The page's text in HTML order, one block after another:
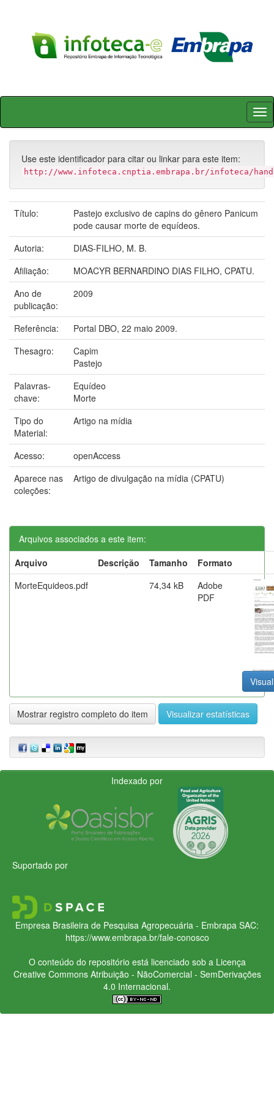
Skip
Use este identificador para citar ou linkar para este item:
http://www.infoteca.cnptia.embrapa.br/infoteca/
Título:
Pastejo exclusivo de capins do gênero Panicum
pode causar morte de equídeos.
Autoria:
DIAS-FILHO, M. B.
Afiliação:
MOACYR BERNARDINO DIAS FILHO, CPATU.
Ano de
publicação:
2009
Referência:
Portal DBO, 22 maio 2009.
Thesagro:
Capim
Pastejo
Palavras-
chave:
Equídeo
Morte
Tipo do
Material:
Artigo na mídia
Acesso:
openAccess
Aparece nas
coleções:
Artigo de divulgação na mídia (CPATU)
Arquivos associados a este item:
Arquivo
Descrição Tamanho
Formato
MorteEquideos.pdf
74,34 kB
Adobe
PDF
Mostrar registro completo do item Visualizar estatísticas
Indexado por
Suportado por
Empresa Brasileira de Pesquisa Agropecuária - Embrapa SAC:
https://www.embrapa.br/fale-conosco
O conteúdo do repositório está licenciado sob a Licença
Creative CommonsAtribuição - NãoComercial - SemDerivações
4.0 Internacional.